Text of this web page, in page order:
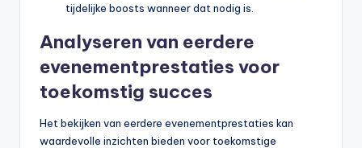
tijdelijke boosts wanneer dat nodig is.
Analyseren van eerdere
evenementprestaties voor
toekomstig succes
Het bekijken van eerdere evenementprestaties kan
waardevolle inzichten bieden voor toekomstige